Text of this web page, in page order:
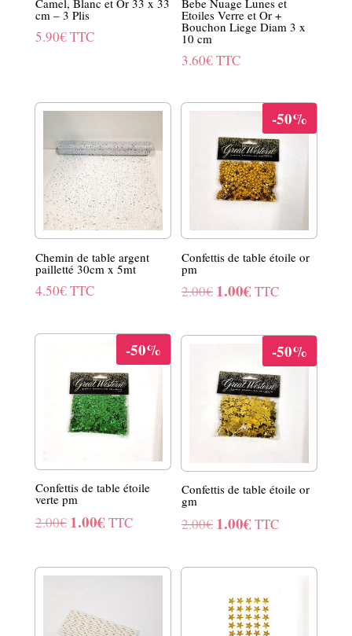
cm – 3 Plis
5.90€TTC
Etoiles Verre et Or +
Bouchon Liege Diam 3 x
10 cm
3.60€TTC
Chemin de table argent
pailletté 30cm x 5mt
4.50€TTC
-50%
Confettis de table étoile or
pm
2.00€ Le
initial
2.00€.
1.00€ Le
actuel
est :
1.00€.
TTC
-50%
Confettis de table étoile
verte pm
2.00€ Le
1.00€Le
TTC
-50%
Confettis de table étoile or
gm
2.00€ Le
initial
2.00€.
1.00€ Le
actuel
1.00€.
TTC